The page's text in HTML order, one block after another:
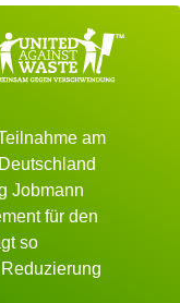
am
Jobmann
für den
so
Reduzierung